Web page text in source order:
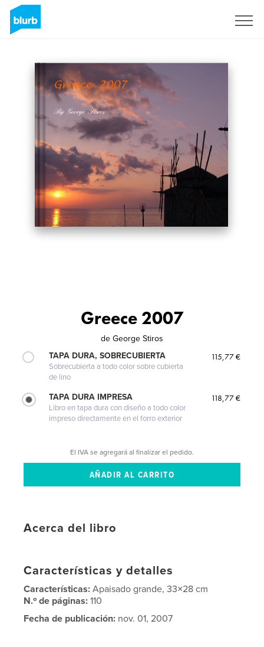
Greece 2007
de George Stiros
TAPA DURA, SOBRECUBIERTA
Sobrecubierta a todo color sobre cubierta
de lino
115,77 €
TAPA DURA IMPRESA
Libro en tapa dura con diseño a todo color
impreso directamente en el forro exterior
118,77 €
El IVA se agregará al finalizar el pedido.
Acerca del libro
Características y detalles
Características:Apaisado grande, 33×28 cm
N.º de páginas:110
Fecha de publicación: nov. 01, 2007